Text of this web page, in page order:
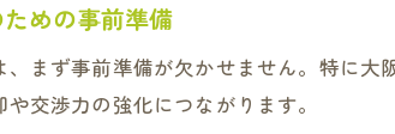
めの事前準備
まず事前準備が欠かせません。特に
交渉力の強化につながります。